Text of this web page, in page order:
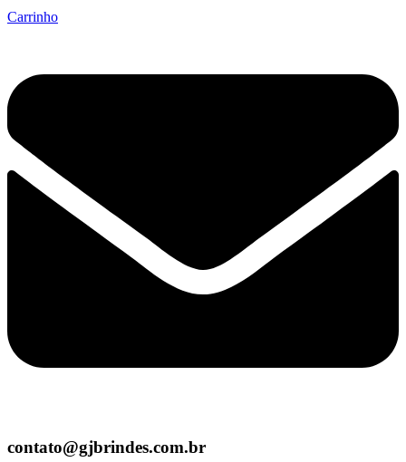
Carrinho
contato@gjbrindes.com.br